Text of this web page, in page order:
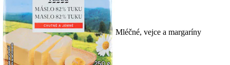
Mléčné, vejce a margaríny